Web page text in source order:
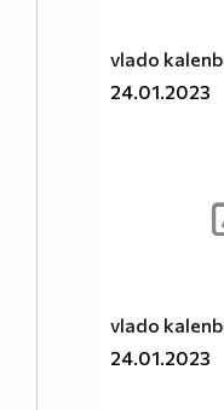
vlado
24.01.2023
vlado
24.01.2023